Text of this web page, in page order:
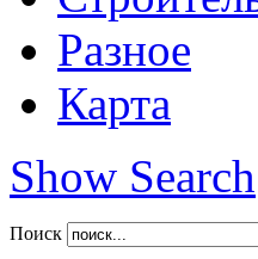
Разное
Карта
Show Search
Поиск